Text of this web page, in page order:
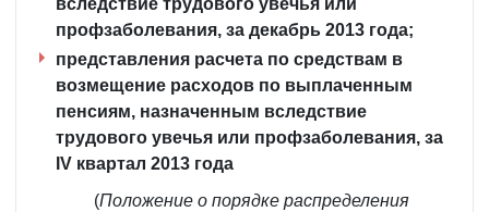
вследствие трудового увечья или
профзаболевания, за декабрь 2013 года;
представления расчета по средствам в
возмещение расходов по выплаченным
пенсиям, назначенным вследствие
трудового увечья или профзаболевания, за
IV квартал 2013 года
(Положение о порядке распределения